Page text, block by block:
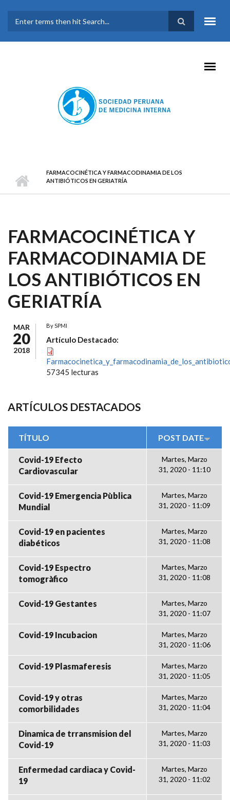
FORMULARIO DE
BÚSQUEDA
FARMACOCINÉTICA Y FARMACODINAMIA DE LOS
ANTIBIÓTICOS EN GERIATRÍA
FARMACOCINÉTICA Y
FARMACODINAMIA DE
LOS ANTIBIÓTICOS EN
GERIATRÍA
MAR
20
2018
BySPMI
Artículo Destacado:
57345 lecturas
ARTÍCULOS DESTACADOS
TÍTULO POST DATE
Covid-19 Efecto
Cardiovascular
Martes, Marzo
31, 2020 - 11:10
Covid-19 Emergencia Pùblica
Mundial
Martes, Marzo
31, 2020 - 11:09
Covid-19 en pacientes
diabéticos
Martes, Marzo
31, 2020 - 11:08
Covid-19 Espectro
tomogràfico
Martes, Marzo
31, 2020 - 11:08
Covid-19 Gestantes
Martes, Marzo
31, 2020 - 11:07
Covid-19 Incubacion
Martes, Marzo
31, 2020 - 11:06
Covid-19 Plasmaferesis
Martes, Marzo
31, 2020 - 11:05
Covid-19 y otras
comorbilidades
Martes, Marzo
31, 2020 - 11:04
Dinamica de trransmision del
Covid-19
Martes, Marzo
31, 2020 - 11:03
Enfermedad cardiaca y Covid-
19
Martes, Marzo
31, 2020 - 11:02